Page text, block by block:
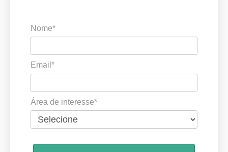
Nome*
Email*
Área de interesse*